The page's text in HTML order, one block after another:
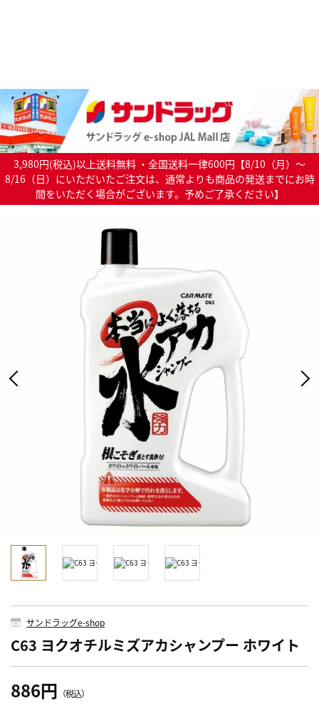
3,980円(税込)以上送料無料 ・全国送料一律600円【8/10（月）～
8/16（日）にいただいたご注文は、通常よりも商品の発送までにお時
間をいただく場合がございます。予めご了承ください】
サンドラッグe-shop
C63 ヨクオチルミズアカシャンプー ホワイト
886円 （税込）